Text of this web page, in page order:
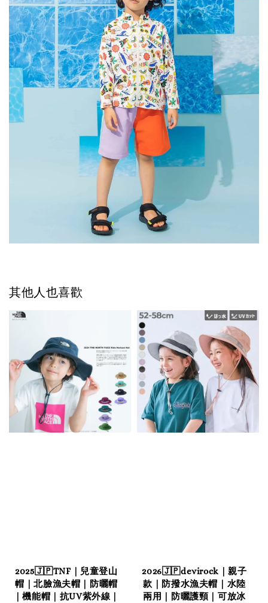
其他人也喜歡
2025🇯🇵TNF｜兒童登山
帽｜北臉漁夫帽｜防曬帽
｜機能帽｜抗UV紫外線｜
2026🇯🇵devirock｜親子
款｜防撥水漁夫帽｜水陸
兩用｜防曬護頸｜可放冰